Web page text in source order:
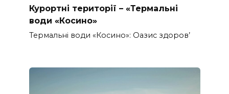
Курортні території – «Термальні
води «Косино»
Термальні води «Косино»: Оазис здоров’